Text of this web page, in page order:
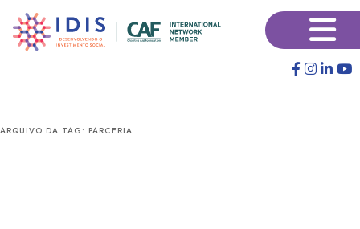
para
para
×
ARQUIVO DA TAG: PARCERIA